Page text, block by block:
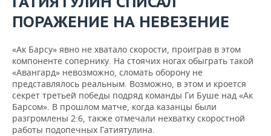
ПОРАЖЕНИЕ НА НЕВЕЗЕНИЕ
«Ак Барсу» явно не хватало скорости, проиграв в этом
компоненте сопернику. На стоячих ногах обыграть такой
«Авангард» невозможно, сломать оборону не
представлялось реальным. Возможно, в этом и кроется
секрет третьей победы подряд команды Ги Буше над «Ак
Барсом». В прошлом матче, когда казанцы были
разгромлены 2:6, также отмечали нехватку скоростной
работы подопечных Гатиятулина.